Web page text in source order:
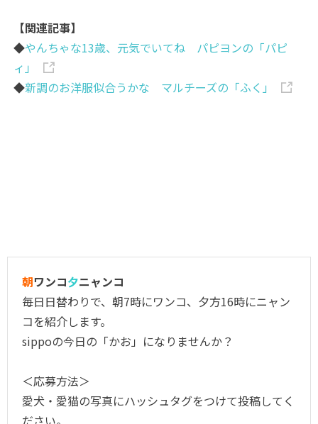
【関連記事】
◆やんちゃな13歳、元気でいてね パピヨンの「パピ
ィ」
◆新調のお洋服似合うかな マルチーズの「ふく」
朝ワンコ夕ニャンコ
毎日日替わりで、朝7時にワンコ、夕方16時にニャン
コを紹介します。
sippoの今日の「かお」になりませんか？
＜応募方法＞
愛犬・愛猫の写真にハッシュタグをつけて投稿してく